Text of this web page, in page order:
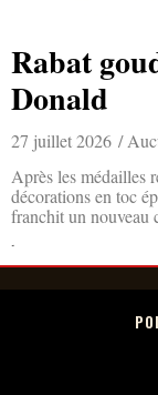
Rabat
Donald
27 juillet 2026
Après les médailles
décorations en toc
franchit un nouveau